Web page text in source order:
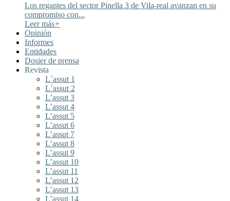
Los regantes del sector Pinella 3 de Vila-real avanzan en su
compromiso con...
Leer más+
Opinión
Informes
Entidades
Dosier de prensa
Revista
L´assut 1
L´assut 2
L’assut 3
L’assut 4
L’assut 5
L’assut 6
L’assut 7
L’assut 8
L’assut 9
L’assut 10
L’assut 11
L’assut 12
L’assut 13
L’assut 14